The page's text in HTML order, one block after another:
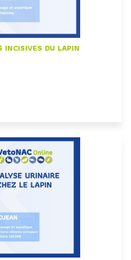
INCISIVES DU LAPIN